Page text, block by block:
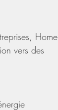
Home
vers des